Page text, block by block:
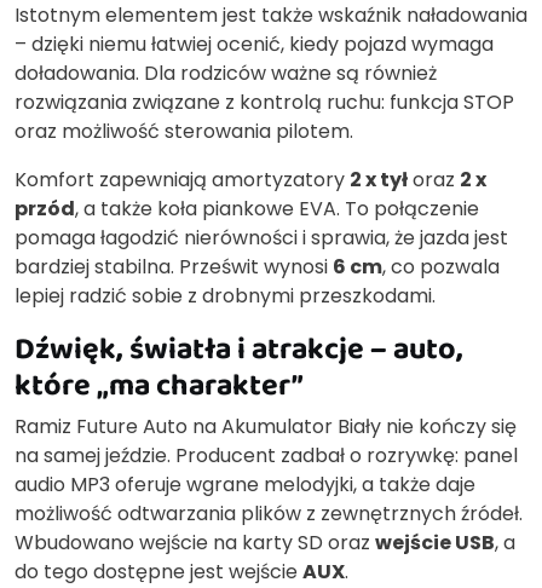
Istotnym elementem jest także wskaźnik naładowania
– dzięki niemu łatwiej ocenić, kiedy pojazd wymaga
doładowania. Dla rodziców ważne są również
rozwiązania związane z kontrolą ruchu: funkcja STOP
oraz możliwość sterowania pilotem.
Komfort zapewniają amortyzatory 2 x tyłoraz 2 x
przód, a także koła piankowe EVA. To połączenie
pomaga łagodzić nierówności i sprawia, że jazda jest
bardziej stabilna. Prześwit wynosi 6 cm, co pozwala
lepiej radzić sobie z drobnymi przeszkodami.
Dźwięk, światła i atrakcje – auto,
które „ma charakter”
Ramiz Future Auto na Akumulator Biały nie kończy się
na samej jeździe. Producent zadbał o rozrywkę: panel
audio MP3 oferuje wgrane melodyjki, a także daje
możliwość odtwarzania plików z zewnętrznych źródeł.
Wbudowano wejście na karty SD oraz wejście USB, a
do tego dostępne jest wejścieAUX.